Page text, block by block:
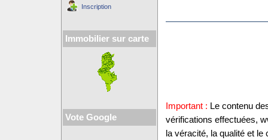
Inscription
Immobilier sur carte
Vote Google
Important : Le contenu
vérifications effectuées,
la véracité, la qualité et